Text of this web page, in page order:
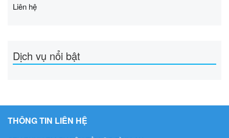
Liên hệ
Dịch vụ nổi bật
THÔNG TIN LIÊN HỆ